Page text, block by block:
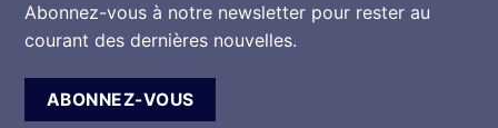
Abonnez-vous à notre newsletter pour rester au
courant des dernières nouvelles.
ABONNEZ-VOUS